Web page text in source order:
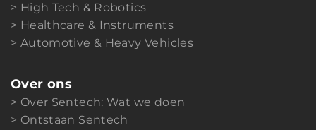
High Tech & Robotics
Healthcare & Instruments
Automotive & Heavy Vehicles
Over ons
Over Sentech: Wat we doen
Ontstaan Sentech